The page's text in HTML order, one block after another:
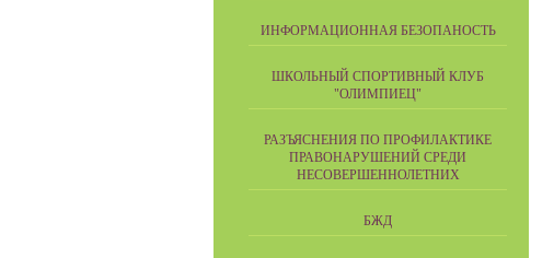
ИНФОРМАЦИОННАЯ БЕЗОПАНОСТЬ
ШКОЛЬНЫЙ СПОРТИВНЫЙ КЛУБ
"ОЛИМПИЕЦ"
РАЗЪЯСНЕНИЯ ПО ПРОФИЛАКТИКЕ
ПРАВОНАРУШЕНИЙ СРЕДИ
НЕСОВЕРШЕННОЛЕТНИХ
БЖД